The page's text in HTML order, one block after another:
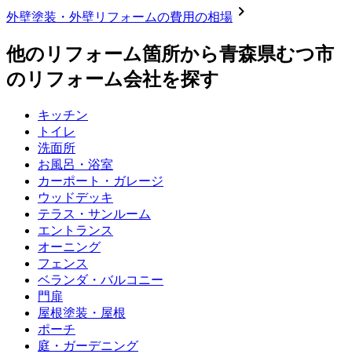
外壁塗装・外壁リフォームの費用の相場 chevron_right
他のリフォーム箇所から青森県むつ市
のリフォーム会社を探す
キッチン
トイレ
洗面所
お風呂・浴室
カーポート・ガレージ
ウッドデッキ
テラス・サンルーム
エントランス
オーニング
フェンス
ベランダ・バルコニー
門扉
屋根塗装・屋根
ポーチ
庭・ガーデニング